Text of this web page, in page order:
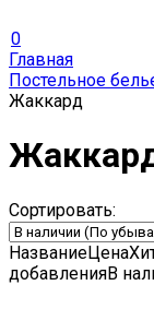
0
Главная
Постельное
Жаккард
Сортировать:
НазваниеЦена
добавленияВ